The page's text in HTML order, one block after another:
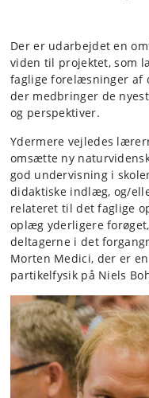
Der er udarbejdet en
viden til projektet, som
faglige forelæsninger af
der medbringer de
og perspektiver.
Ydermere vejledes
omsætte ny
god undervisning i
didaktiske indlæg, og/
relateret til det faglige
oplæg yderligere
deltagerne i det
Morten Medici, der er
partikelfysik på Niels